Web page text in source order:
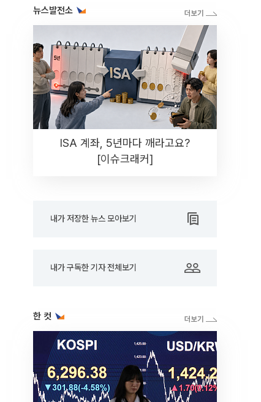
뉴스발전소
ISA 계좌, 5년마다 깨라고요?
[이슈크래커]
내가 저장한 뉴스 모아보기
내가 구독한 기자 전체보기
한 컷